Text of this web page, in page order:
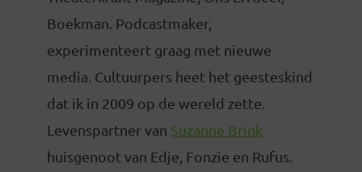
Boekman. Podcastmaker,
experimenteert graag met nieuwe
media. Cultuurpers heet het geesteskind
dat ik in 2009 op de wereld zette.
Levenspartner van Suzanne Brink
huisgenoot van Edje, Fonzie en Rufus.